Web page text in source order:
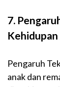
7.
Pengaruh
anak dan